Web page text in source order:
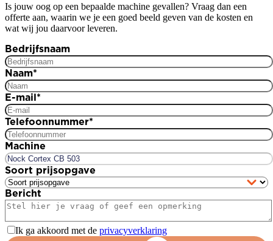
Is jouw oog op een bepaalde machine gevallen? Vraag dan een
offerte aan, waarin we je een goed beeld geven van de kosten en
wat wij jou daarvoor leveren.
Bedrijfsnaam
Naam*
E-mail*
Telefoonnummer*
Machine
Soort prijsopgave
Bericht
Ik ga akkoord met de privacyverklaring